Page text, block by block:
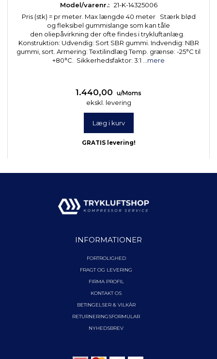
Model/varenr.: 21-K-14325006
Pris (stk) = pr meter. Max længde 40 meter Stærk blød
og fleksibel gummislange som kan tåle
den oliepåvirkning der ofte findes i trykluftanlæg.
Konstruktion: Udvendig: Sort SBR gummi. Indvendig: NBR
gummi, sort. Armering: Textilindlæg Temp. grænse: -25°C til
+80°C. Sikkerhedsfaktor: 3:1
...mere
1.440,00 u/Moms
ekskl. levering
Læg i kurv
GRATIS levering!
INFORMATIONER
FORTROLIGHED
FRAGT OG LEVERING
FIRMA PROFIL
KONTAKT OS
BETINGELSER & VILKÅR
RETURNERINGSFORMULAR
NYHEDSBREV